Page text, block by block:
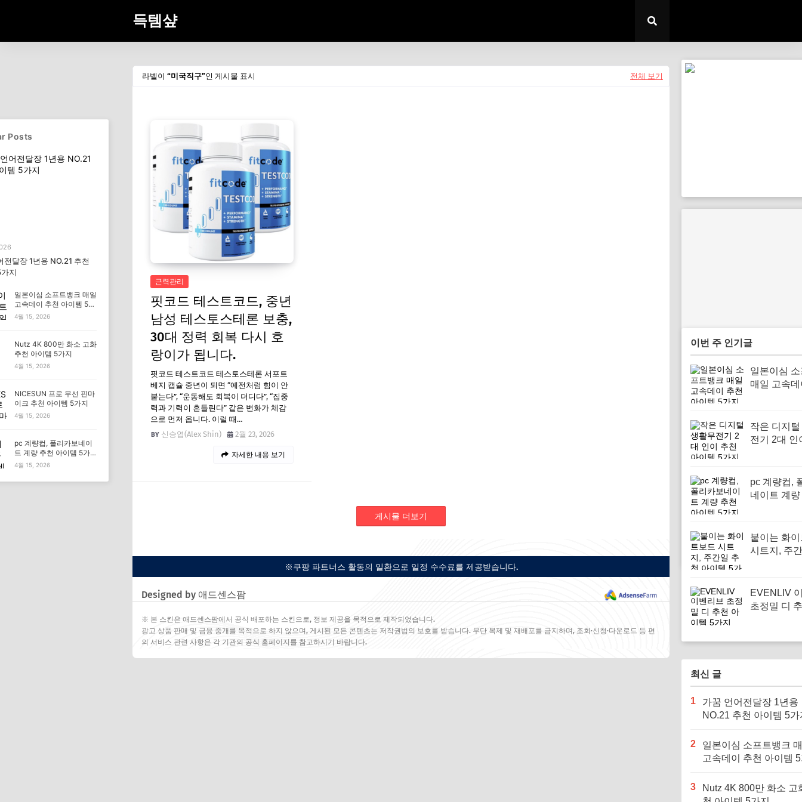
득템샾
라벨이 미국직구 인 게시물 표시 전체 보기
근력관리
핏코드 테스트코드, 중년
남성 테스토스테론 보충,
30대 정력 회복 다시 호
랑이가 됩니다.
핏코드 테스트코드 테스토스테론 서포트
베지 캡슐 중년이 되면 “예전처럼 힘이 안
붙는다”, “운동해도 회복이 더디다”, “집중
력과 기력이 흔들린다” 같은 변화가 체감
으로 먼저 옵니다. 이럴 때…
신승엽(Alex Shin)
2월 23, 2026
자세한 내용 보기
게시물 더보기
※쿠팡 파트너스 활동의 일환으로 일정 수수료를 제공받습니다.
Designed by 애드센스팜
※ 본 스킨은 애드센스팜에서 공식 배포하는 스킨으로, 정보 제공을 목적으로 제작되었습니다.
광고 상품 판매 및 금융 중개를 목적으로 하지 않으며, 게시된 모든 콘텐츠는 저작권법의 보호를 받습니다. 무단 복제 및 재배포를 금지하며, 조회·신청·다운로드 등 편
의 서비스 관련 사항은 각 기관의 공식 홈페이지를 참고하시기 바랍니다.
이번 주 인기글
일본이심
매일 고속
작은 디지
전기 2대 인
pc 계량컵,
네이트 계
붙이는 화
시트지, 주
EVENLIV
초정밀 디
최신 글
1
가꿈 언어전달장 1년용
NO.21 추천 아이템 5가
2
일본이심 소프트뱅크
고속데이 추천 아이템
3
Nutz 4K 800만 화소 고
Posts
전달장 1년용 NO.21 추천
지
일본이심 소프트뱅크 매일
고속데이 추천 아이템 5가
지
4월 15, 2026
Nutz 4K 800만 화소 고화
추천 아이템 5가지
4월 15, 2026
NICESUN 프로 무선 핀마
이크 추천 아이템 5가지
4월 15, 2026
pc 계량컵, 폴리카보네이
트 계량 추천 아이템 5가
지
4월 15, 2026